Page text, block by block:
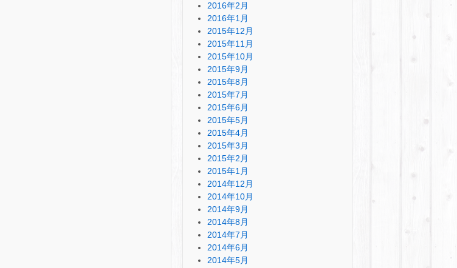
2016年2月
2016年1月
2015年12月
2015年11月
2015年10月
2015年9月
2015年8月
2015年7月
2015年6月
2015年5月
2015年4月
2015年3月
2015年2月
2015年1月
2014年12月
2014年10月
2014年9月
2014年8月
2014年7月
2014年6月
2014年5月